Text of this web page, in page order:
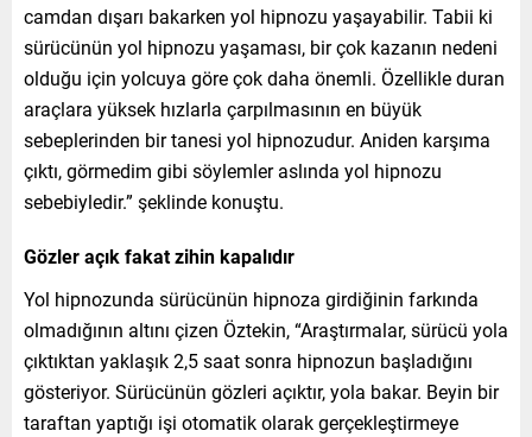
camdan dışarı bakarken yol hipnozu yaşayabilir. Tabii ki
sürücünün yol hipnozu yaşaması, bir çok kazanın nedeni
olduğu için yolcuya göre çok daha önemli. Özellikle duran
araçlara yüksek hızlarla çarpılmasının en büyük
sebeplerinden bir tanesi yol hipnozudur. Aniden karşıma
çıktı, görmedim gibi söylemler aslında yol hipnozu
sebebiyledir.” şeklinde konuştu.
Gözler açık fakat zihin kapalıdır
Yol hipnozunda sürücünün hipnoza girdiğinin farkında
olmadığının altını çizen Öztekin, “Araştırmalar, sürücü yola
çıktıktan yaklaşık 2,5 saat sonra hipnozun başladığını
gösteriyor. Sürücünün gözleri açıktır, yola bakar. Beyin bir
taraftan yaptığı işi otomatik olarak gerçekleştirmeye